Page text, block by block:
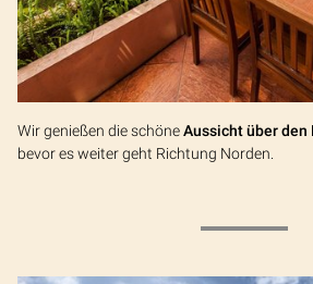
Wir genießen die schöneAussicht über den
bevor es weiter geht Richtung Norden.